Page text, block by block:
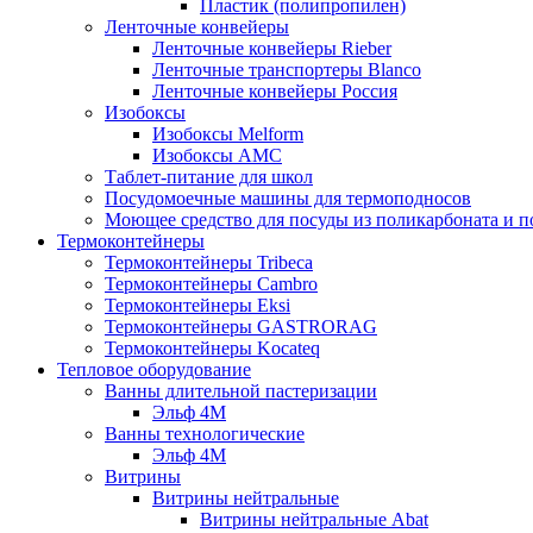
Пластик (полипропилен)
Ленточные конвейеры
Ленточные конвейеры Rieber
Ленточные транспортеры Blanco
Ленточные конвейеры Россия
Изобоксы
Изобоксы Melform
Изобоксы AMC
Таблет-питание для школ
Посудомоечные машины для термоподносов
Моющее средство для посуды из поликарбоната и
Термоконтейнеры
Термоконтейнеры Tribeca
Термоконтейнеры Cambro
Термоконтейнеры Eksi
Термоконтейнеры GASTRORAG
Термоконтейнеры Kocateq
Тепловое оборудование
Ванны длительной пастеризации
Эльф 4М
Ванны технологические
Эльф 4М
Витрины
Витрины нейтральные
Витрины нейтральные Abat